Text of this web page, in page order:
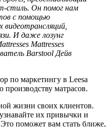
стиль. Он помог нам
с помощью
И даже лозунг
Mattresses
Barstool Дейв
по маркетингу в Leesa
производству матрасов.
жизни своих клиентов.
их привычки и
поможет вам стать ближе,